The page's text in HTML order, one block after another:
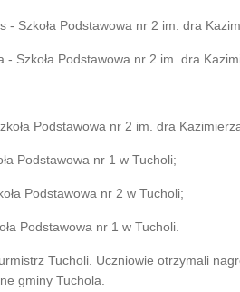
- Szkoła Podstawowa nr 2 im. dra
- Szkoła Podstawowa nr 2 im. dra
Podstawowa nr 2 im. dra
Podstawowa nr 1 w Tucholi;
Podstawowa nr 2 w Tucholi;
Podstawowa nr 1 w Tucholi.
Tucholi. Uczniowie otrzymali
gminy Tuchola.